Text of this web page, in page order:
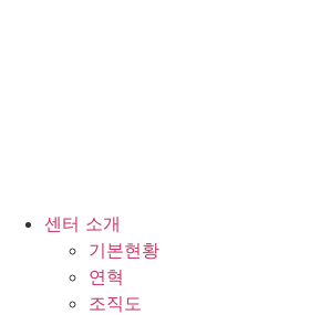
센터 소개
기본현황
연혁
조직도